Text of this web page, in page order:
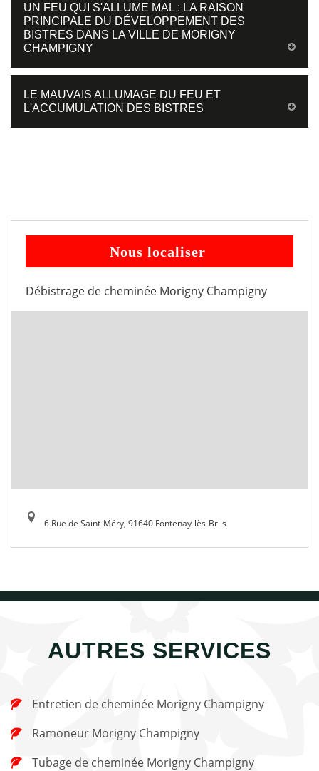
UN FEU QUI S'ALLUME MAL : LA RAISON
PRINCIPALE DU DÉVELOPPEMENT DES
BISTRES DANS LA VILLE DE MORIGNY
CHAMPIGNY
LE MAUVAIS ALLUMAGE DU FEU ET
L'ACCUMULATION DES BISTRES
Nous localiser
Débistrage de cheminée Morigny Champigny
6 Rue de Saint-Méry, 91640 Fontenay-lès-Briis
AUTRES SERVICES
Entretien de cheminée Morigny Champigny
Ramoneur Morigny Champigny
Tubage de cheminée Morigny Champigny